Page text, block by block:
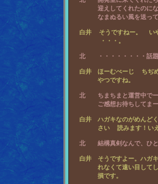
迎えしてくれたのに
白井  そうですねー。  い
白井　ほーむぺーじ  ちぢ
北　　ちまちまと運営中で
白井　ハガキなのがめんど
白井　そうですよー。ハガ
れなくて遠い目して